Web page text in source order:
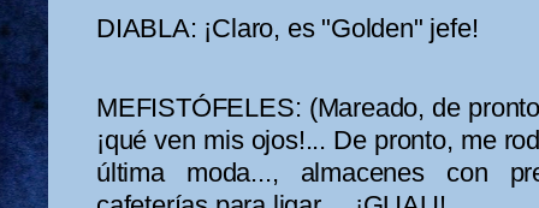
DIABLA: ¡Claro, es "Golden" jefe!
MEFISTÓFELES: (Mareado, de
¡qué ven mis ojos!... De pronto, me
última moda..., almacenes con